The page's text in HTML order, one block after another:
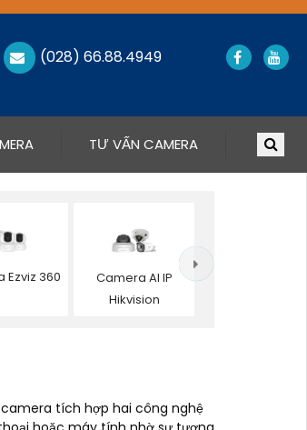
(028) 66.88.4949
TƯ VẤN CAMERA
Ezviz 360
Camera AI IP
Hikvision
camera tích hợp hai công nghệ